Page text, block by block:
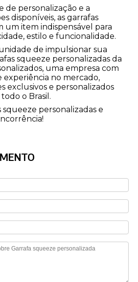
de personalização e a
disponíveis, as garrafas
um item indispensável para
estilo e funcionalidade.
de impulsionar sua
squeeze personalizadas da
uma empresa com
experiência no mercado,
exclusivos e personalizados
o Brasil.
squeeze personalizadas e